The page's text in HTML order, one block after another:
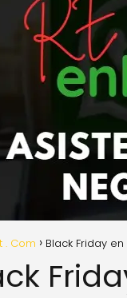
. Com Black Friday en